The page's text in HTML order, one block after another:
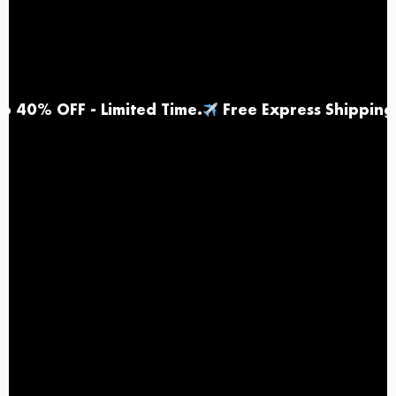
- Limited Time. Free Express Shipping |